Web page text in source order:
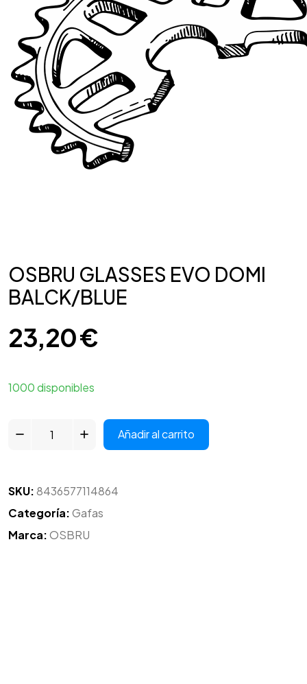
OSBRU GLASSES EVO DOMI
BALCK/BLUE
23,20€
1000 disponibles
Añadir al carrito
SKU:8436577114864
Categoría:Gafas
Marca:OSBRU